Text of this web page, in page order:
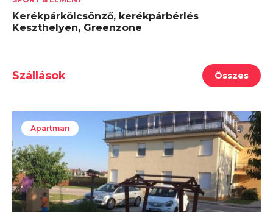
Kerékpárkölcsönző, kerékpárbérlés
Keszthelyen, Greenzone
Szállások Összes
Apartman